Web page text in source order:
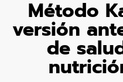
Método
versión
de